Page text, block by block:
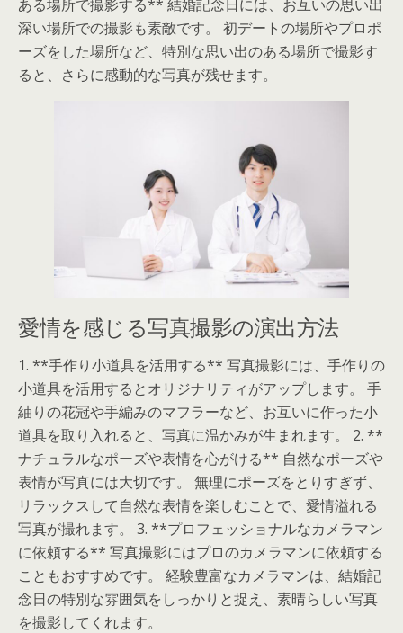
ある場所で撮影する** 結婚記念日には、お互いの思い出
深い場所での撮影も素敵です。 初デートの場所やプロポ
ーズをした場所など、特別な思い出のある場所で撮影す
ると、さらに感動的な写真が残せます。
愛情を感じる写真撮影の演出方法
1. **手作り小道具を活用する** 写真撮影には、手作りの
小道具を活用するとオリジナリティがアップします。 手
紬りの花冠や手編みのマフラーなど、お互いに作った小
道具を取り入れると、写真に温かみが生まれます。 2. **
ナチュラルなポーズや表情を心がける** 自然なポーズや
表情が写真には大切です。 無理にポーズをとりすぎず、
リラックスして自然な表情を楽しむことで、愛情溢れる
写真が撮れます。 3. **プロフェッショナルなカメラマン
に依頼する** 写真撮影にはプロのカメラマンに依頼する
こともおすすめです。 経験豊富なカメラマンは、結婚記
念日の特別な雰囲気をしっかりと捉え、素晴らしい写真
を撮影してくれます。